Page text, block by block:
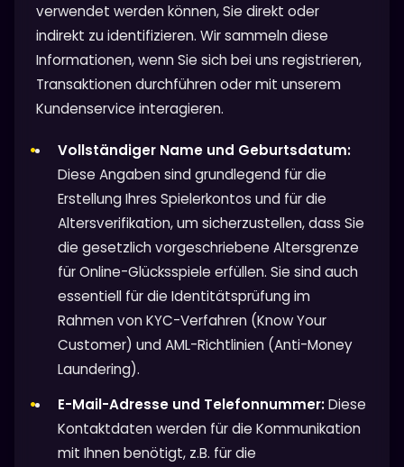
verwendet werden können, Sie direkt oder
indirekt zu identifizieren. Wir sammeln diese
Informationen, wenn Sie sich bei uns registrieren,
Transaktionen durchführen oder mit unserem
Kundenservice interagieren.
Vollständiger Name und Geburtsdatum:
Diese Angaben sind grundlegend für die
Erstellung Ihres Spielerkontos und für die
Altersverifikation, um sicherzustellen, dass Sie
die gesetzlich vorgeschriebene Altersgrenze
für Online-Glücksspiele erfüllen. Sie sind auch
essentiell für die Identitätsprüfung im
Rahmen von KYC-Verfahren (Know Your
Customer) und AML-Richtlinien (Anti-Money
Laundering).
E-Mail-Adresse und Telefonnummer:Diese
Kontaktdaten werden für die Kommunikation
mit Ihnen benötigt, z.B. für die